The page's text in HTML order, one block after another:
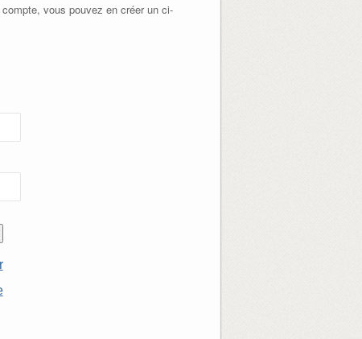
vous pouvez en créer un ci-